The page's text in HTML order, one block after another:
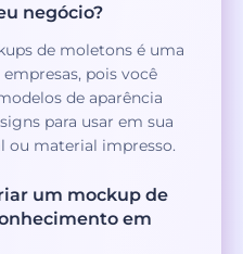
negócio?
de moletons é uma
pois você
de aparência
para usar em sua
ou material impresso.
um mockup de
em